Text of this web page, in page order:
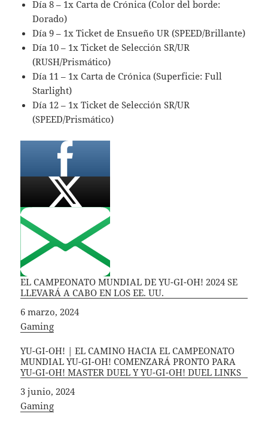
Día 8 – 1x Carta de Crónica (Color del borde:
Dorado)
Día 9 – 1x Ticket de Ensueño UR (SPEED/Brillante)
Día 10 – 1x Ticket de Selección SR/UR
(RUSH/Prismático)
Día 11 – 1x Carta de Crónica (Superficie: Full
Starlight)
Día 12 – 1x Ticket de Selección SR/UR
(SPEED/Prismático)
EL CAMPEONATO MUNDIAL DE YU-GI-OH! 2024 SE
LLEVARÁ A CABO EN LOS EE. UU.
Fecha
6 marzo, 2024
In relation to
Gaming
YU-GI-OH! | EL CAMINO HACIA EL CAMPEONATO
MUNDIAL YU-GI-OH! COMENZARÁ PRONTO PARA
YU-GI-OH! MASTER DUEL Y YU-GI-OH! DUEL LINKS
Fecha
3 junio, 2024
In relation to
Gaming